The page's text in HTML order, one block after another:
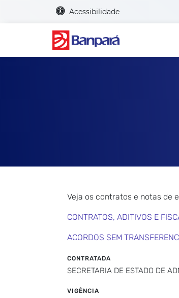
Acessibilidade
Veja os contratos e notas de
CONTRATOS, ADITIVOS E
ACORDOS SEM
CONTRATADA
SECRETARIA DE ESTADO DE
VIGÊNCIA